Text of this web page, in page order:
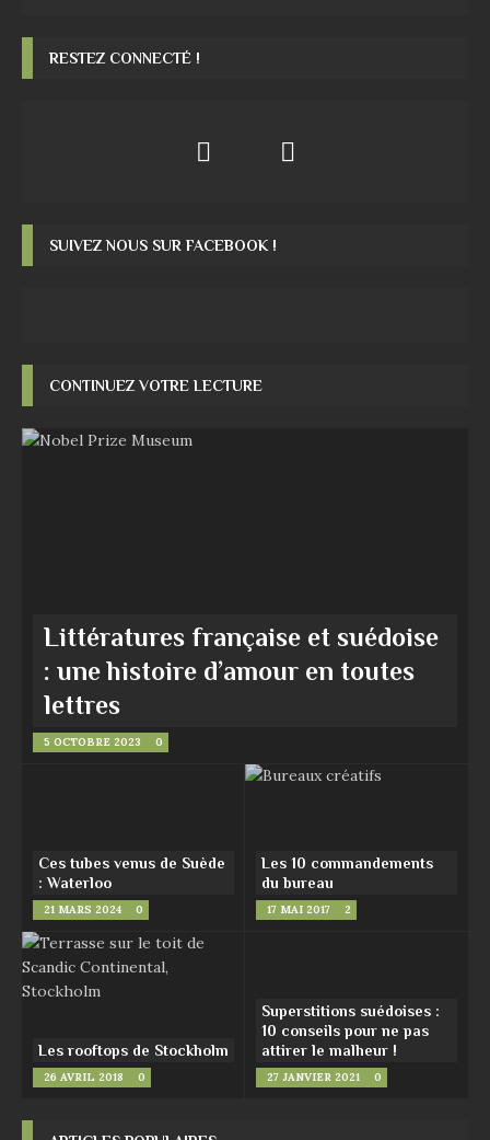
RESTEZ CONNECTÉ !
SUIVEZ NOUS SUR FACEBOOK !
CONTINUEZ VOTRE LECTURE
Littératures française et suédoise
: une histoire d’amour en toutes
lettres
5 OCTOBRE 2023 0
Ces tubes venus de Suède
: Waterloo
21 MARS 2024 0
Les 10 commandements
du bureau
17 MAI 2017 2
Les rooftops de Stockholm
26 AVRIL 2018 0
Superstitions suédoises :
10 conseils pour ne pas
attirer le malheur !
27 JANVIER 2021 0